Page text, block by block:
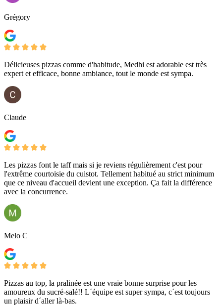
Grégory
Délicieuses pizzas comme d'habitude, Medhi est adorable est très
expert et efficace, bonne ambiance, tout le monde est sympa.
Claude
Les pizzas font le taff mais si je reviens régulièrement c'est pour
l'extrême courtoisie du cuistot. Tellement habitué au strict minimum
que ce niveau d'accueil devient une exception. Ça fait la différence
avec la concurrence.
Melo C
Pizzas au top, la pralinée est une vraie bonne surprise pour les
amoureux du sucré-salé!! L´équipe est super sympa, c´est toujours
un plaisir d´aller là-bas.